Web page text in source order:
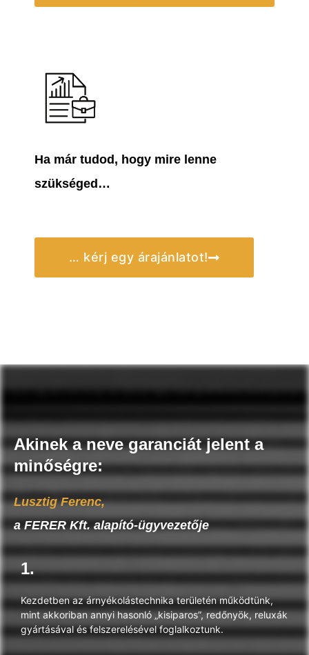
Ha már tudod, hogy mire lenne
szükséged…
… kérj egy árajánlatot!
Akinek a neve garanciát jelent a
minőségre:
Lusztig Ferenc,
a FERER Kft. alapító-ügyvezetője
1.
Kezdetben az árnyékolástechnika területén működtünk,
mint akkoriban annyi hasonló „kisiparos”, redőnyök, reluxák
gyártásával és felszerelésével foglalkoztunk.